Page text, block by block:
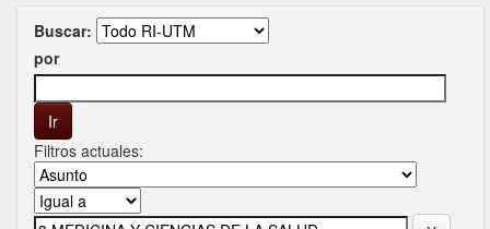
Buscar:
por
Filtros actuales: